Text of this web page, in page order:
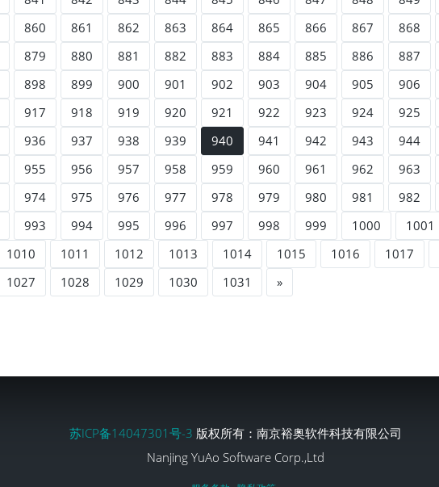
860 861 862 863 864 865 866 867 868
879 880 881 882 883 884 885 886 887
898 899 900 901 902 903 904 905 906
917 918 919 920 921 922 923 924 925
936 937 938 939 940 941 942 943 944
955 956 957 958 959 960 961 962 963
974 975 976 977 978 979 980 981 982
993 994 995 996 997 998 999 1000 1001
1010 1011 1012 1013 1014 1015 1016 1017
1027 1028 1029 1030 1031 »
苏ICP备14047301号-3 版权所有：南京裕奥软件科技有限公司
Nanjing YuAo Software Corp.,Ltd